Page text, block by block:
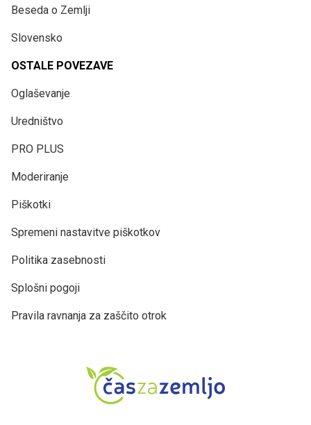
Beseda o Zemlji
Slovensko
OSTALE POVEZAVE
Oglaševanje
Uredništvo
PRO PLUS
Moderiranje
Piškotki
Spremeni nastavitve piškotkov
Politika zasebnosti
Splošni pogoji
Pravila ravnanja za zaščito otrok